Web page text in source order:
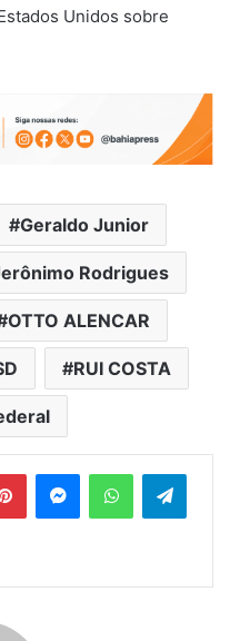
Unidos sobre
Geraldo Junior
Rodrigues
OTTO ALENCAR
RUI COSTA